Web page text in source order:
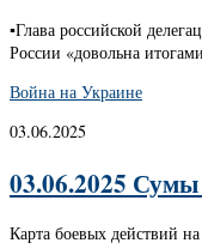
▪️Глава российской
России «довольна
Война на Украине
03.06.2025
03.06.2025 Сумы
Карта боевых действий